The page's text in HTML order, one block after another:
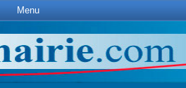
Menu